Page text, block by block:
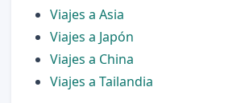
Viajes a Asia
Viajes a Japón
Viajes a China
Viajes a Tailandia